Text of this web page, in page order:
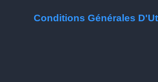
Conditions Générales